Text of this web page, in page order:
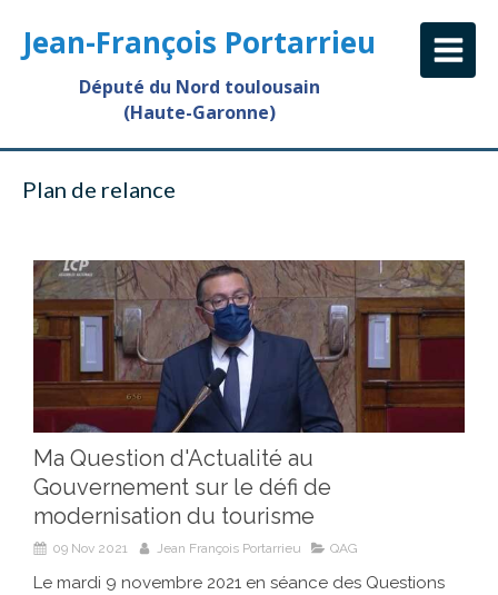
Jean-François Portarrieu
Député du Nord toulousain
(Haute-Garonne)
Plan de relance
Ma Question d'Actualité au
Gouvernement sur le défi de
modernisation du tourisme
09 Nov 2021 Jean François Portarrieu QAG
Le mardi 9 novembre 2021 en séance des Questions